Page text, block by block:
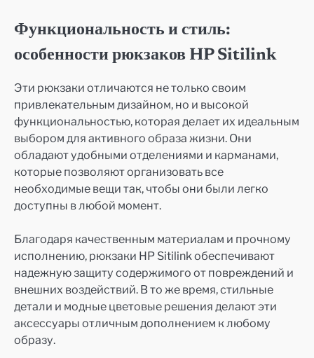
Функциональность и стиль:
особенности рюкзаков HP Sitilink
Эти рюкзаки отличаются не только своим
привлекательным дизайном, но и высокой
функциональностью, которая делает их идеальным
выбором для активного образа жизни. Они
обладают удобными отделениями и карманами,
которые позволяют организовать все
необходимые вещи так, чтобы они были легко
доступны в любой момент.
Благодаря качественным материалам и прочному
исполнению, рюкзаки HP Sitilink обеспечивают
надежную защиту содержимого от повреждений и
внешних воздействий. В то же время, стильные
детали и модные цветовые решения делают эти
аксессуары отличным дополнением к любому
образу.